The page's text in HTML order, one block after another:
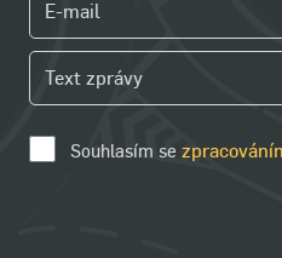
Souhlasím se